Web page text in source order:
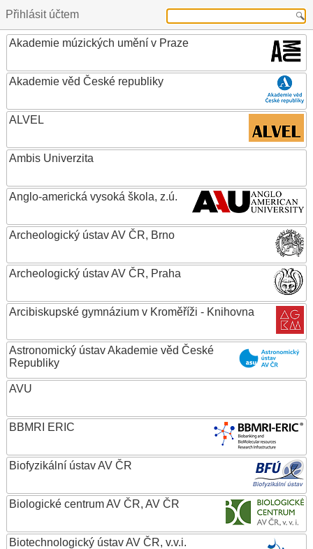
Přihlásit účtem
Akademie múzických umění v Praze
Akademie věd České republiky
ALVEL
Ambis Univerzita
Anglo-americká vysoká škola, z.ú.
Archeologický ústav AV ČR, Brno
Archeologický ústav AV ČR, Praha
Arcibiskupské gymnázium v Kroměříži - Knihovna
Astronomický ústav Akademie věd České
Republiky
AVU
BBMRI ERIC
Biofyzikální ústav AV ČR
Biologické centrum AV ČR, AV ČR
Biotechnologický ústav AV ČR, v.v.i.